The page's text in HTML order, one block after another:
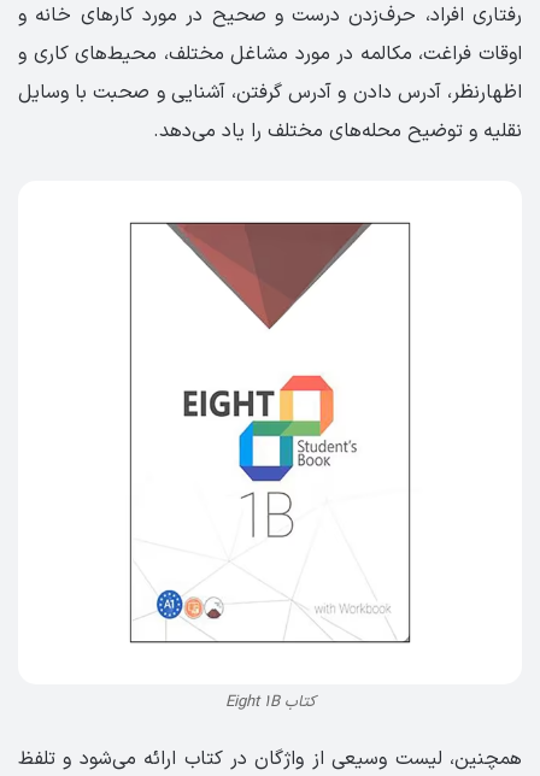
رفتاری افراد، حرف‌زدن درست و صحیح در مورد کارهای خانه و
اوقات فراغت، مکالمه در مورد مشاغل مختلف، محیط‌های کاری و
اظهارنظر، آدرس دادن و آدرس گرفتن، آشنایی و صحبت با وسایل
نقلیه و توضیح محله‌های مختلف را یاد می‌دهد.
کتاب Eight 1B
همچنین، لیست وسیعی از واژگان در کتاب ارائه می‌شود و تلفظ